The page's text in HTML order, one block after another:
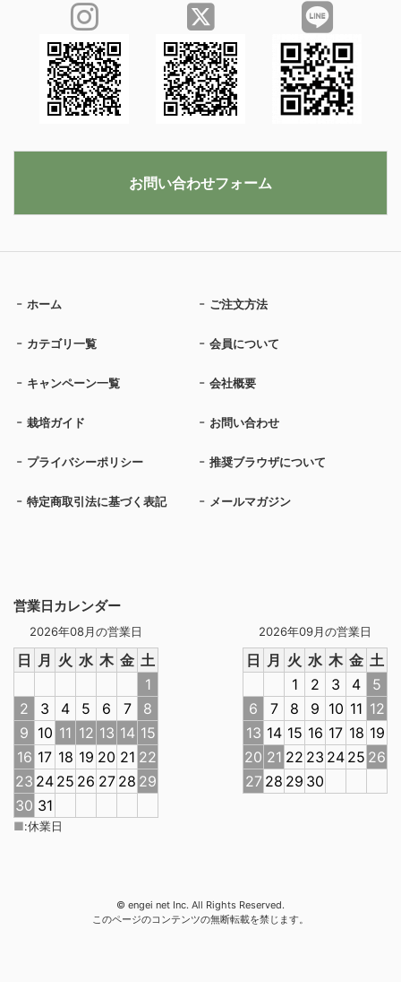
営業日カレンダー
2026年08月の営業日
日 月 火 水 木 金 土
1
2
3 4 5 6 7
8
9 10 11 12 13 14 15
16 17 18 19 20 21 22
23 24 25 26 27 28 29
30 31
2026年09月の営業日
日 月 火 水 木 金 土
1
2 3 4
5
6
7 8 9 10 11 12
13 14 15 16 17 18 19
20 21 22 23 24 25 26
27 28 29 30
■:休業日
ホーム ご注文方法
カテゴリ一覧 会員について
キャンペーン一覧 会社概要
栽培ガイド お問い合わせ
プライバシーポリシー 推奨ブラウザについて
特定商取引法に基づく表記 メールマガジン
お問い合わせフォーム
© engei net Inc. All Rights Reserved.
このページのコンテンツの無断転載を禁じます。